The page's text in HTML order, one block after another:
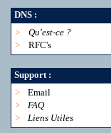
DNS :
>
Qu'est-ce ?
>
RFC's
Support :
>
Email
>
FAQ
>
Liens Utiles